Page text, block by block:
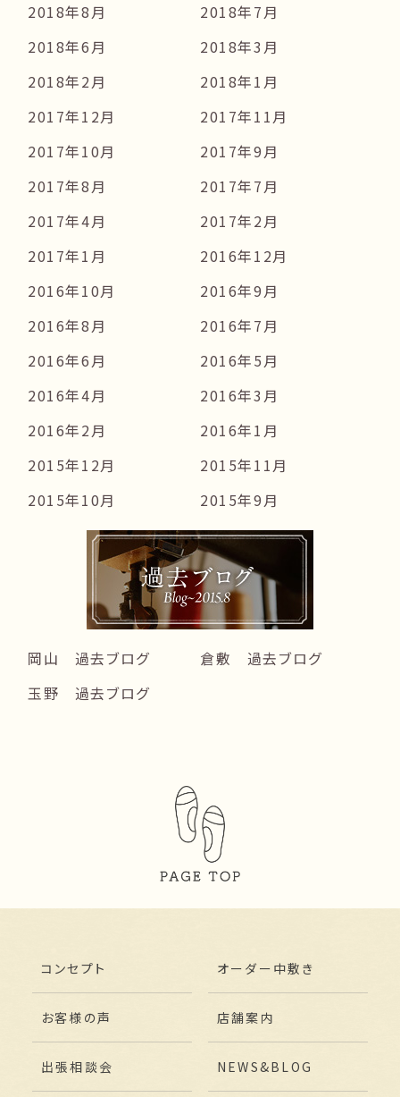
2018年8月
2018年7月
2018年6月
2018年3月
2018年2月
2018年1月
2017年12月
2017年11月
2017年10月
2017年9月
2017年8月
2017年7月
2017年4月
2017年2月
2017年1月
2016年12月
2016年10月
2016年9月
2016年8月
2016年7月
2016年6月
2016年5月
2016年4月
2016年3月
2016年2月
2016年1月
2015年12月
2015年11月
2015年10月
2015年9月
岡山 過去ブログ
倉敷 過去ブログ
玉野 過去ブログ
コンセプト オーダー中敷き
お客様の声 店舗案内
出張相談会 NEWS&BLOG